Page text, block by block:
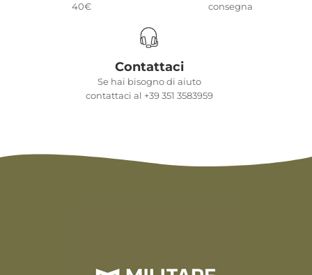
40€
consegna
Contattaci
Se hai bisogno di aiuto
contattaci al +39 351 3583959